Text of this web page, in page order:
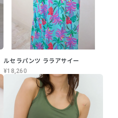
ルセラパンツ ララアサイー
¥18,260